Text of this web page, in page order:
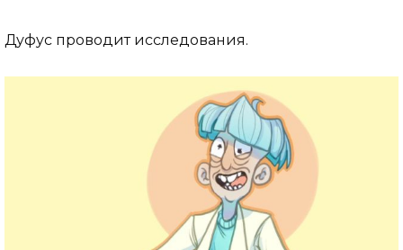
Дуфус проводит исследования.